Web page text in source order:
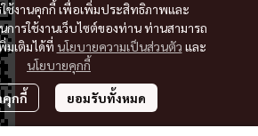
ใช้งานคุกกี้ เพื่อเพิ่มประสิทธิภาพและ
ารใช้งานเว็บไซต์ของท่าน ท่านสามารถ
มเติมได้ที่ นโยบายความเป็นส่วนตัว และ
นโยบายคุกกี้
คุกกี้ ยอมรับทั้งหมด